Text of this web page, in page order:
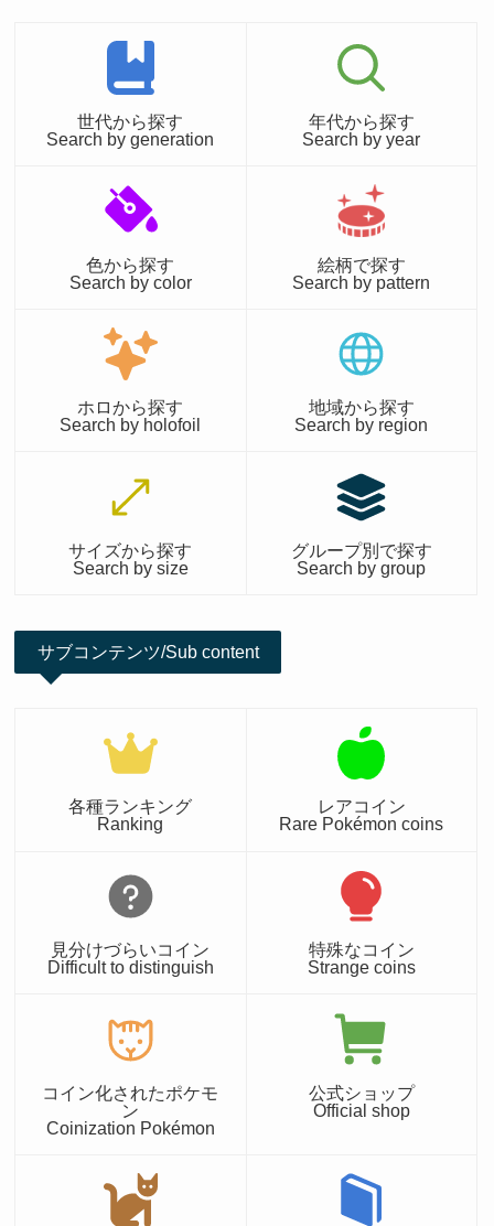
世代から探す
Search by generation
年代から探す
Search by year
色から探す
Search by color
絵柄で探す
Search by pattern
ホロから探す
Search by holofoil
地域から探す
Search by region
サイズから探す
Search by size
グループ別で探す
Search by group
サブコンテンツ/Sub content
各種ランキング
Ranking
レアコイン
Rare Pokémon coins
見分けづらいコイン
Difficult to distinguish
特殊なコイン
Strange coins
コイン化されたポケモ
ン
Coinization Pokémon
公式ショップ
Official shop